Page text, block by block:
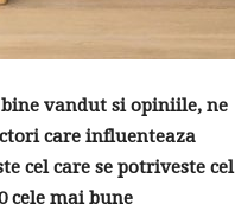
vandut si opiniile, ne
care influenteaza
cel care se potriveste cel
cele mai bune